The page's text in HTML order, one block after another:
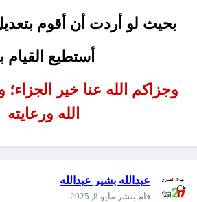
بحيث لو أردت أن أقوم
أستطيع القيام
وجزاكم الله عنا خير
الله ورعايته
عبدالله بشير عبدالله
قام بنشر مايو 8, 2025